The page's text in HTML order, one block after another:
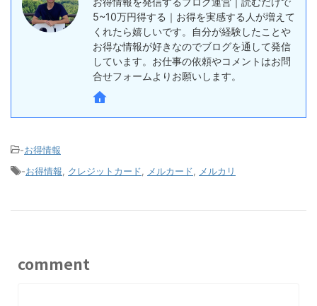
5~10万円得する｜お得を実感する人が増えて
くれたら嬉しいです。自分が経験したことや
お得な情報が好きなのでブログを通して発信
しています。お仕事の依頼やコメントはお問
合せフォームよりお願いします。
-お得情報
-お得情報 クレジットカード メルカード メルカリ
comment